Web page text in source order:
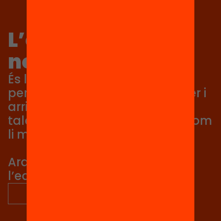
L’equitat no és
només un valor
És la condició perquè cada
persona pugui aprendre, créixer i
arribar tan lluny com el seu
talent li permeti, no tan lluny com
li marqui el seu origen.
Ara és el moment de posar
l’equitat al centre.